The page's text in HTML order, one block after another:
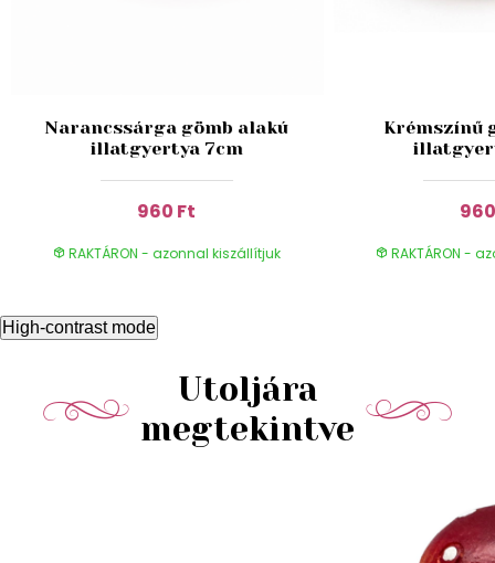
Narancssárga gömb alakú
illatgyertya 7cm
960 Ft
RAKTÁRON - azonnal kiszállítjuk
Krémszínű
RAKTÁRON -
High-contrast mode
Utoljára
megtekintve